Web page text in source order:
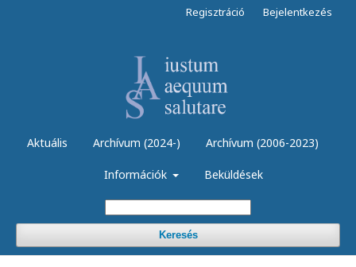
Aktuális Archívum (2024-) Archívum (2006-2023)
Információk Beküldések
Keresés
Regisztráció Bejelentkezés